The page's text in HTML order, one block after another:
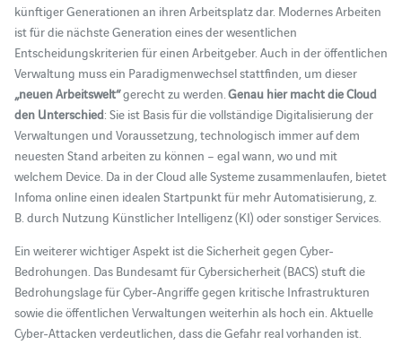
künftiger Generationen an ihren Arbeitsplatz dar. Modernes Arbeiten
ist für die nächste Generation eines der wesentlichen
Entscheidungskriterien für einen Arbeitgeber. Auch in der öffentlichen
Verwaltung muss ein Paradigmenwechsel stattfinden, um dieser
„neuen Arbeitswelt“gerecht zu werden. Genau hier macht die Cloud
den Unterschied: Sie ist Basis für die vollständige Digitalisierung der
Verwaltungen und Voraussetzung, technologisch immer auf dem
neuesten Stand arbeiten zu können – egal wann, wo und mit
welchem Device. Da in der Cloud alle Systeme zusammenlaufen, bietet
Infoma online einen idealen Startpunkt für mehr Automatisierung, z.
B. durch Nutzung Künstlicher Intelligenz (KI) oder sonstiger Services.
Ein weiterer wichtiger Aspekt ist die Sicherheit gegen Cyber-
Bedrohungen. Das Bundesamt für Cybersicherheit (BACS) stuft die
Bedrohungslage für Cyber-Angriffe gegen kritische Infrastrukturen
sowie die öffentlichen Verwaltungen weiterhin als hoch ein. Aktuelle
Cyber-Attacken verdeutlichen, dass die Gefahr real vorhanden ist.